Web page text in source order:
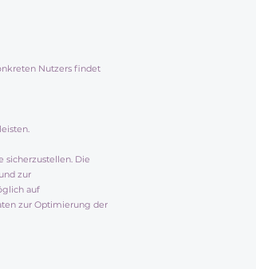
Nutzers findet
sicherzustellen. Die
zur
auf
zur Optimierung der